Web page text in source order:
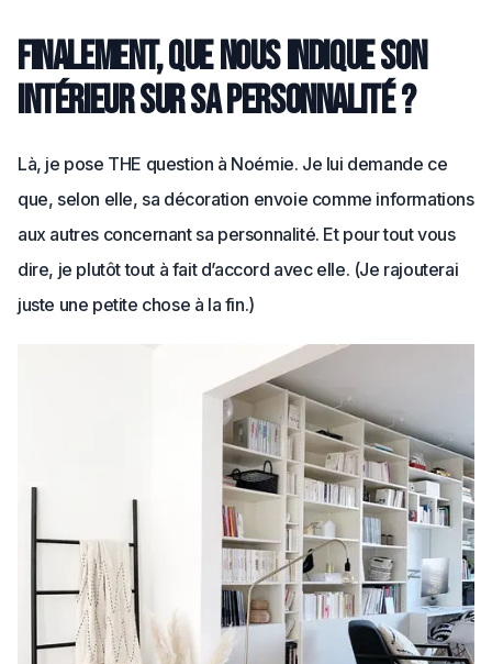
Finalement, que nous indique son
intérieur sur sa personnalité ?
Là, je pose THE question à Noémie. Je lui demande ce
que, selon elle, sa décoration envoie comme informations
aux autres concernant sa personnalité. Et pour tout vous
dire, je plutôt tout à fait d’accord avec elle. (Je rajouterai
juste une petite chose à la fin.)